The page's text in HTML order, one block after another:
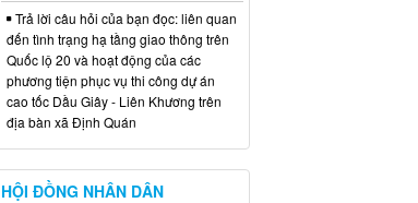
Trả lời câu hỏi của bạn đọc: liên quan
đến tình trạng hạ tầng giao thông trên
Quốc lộ 20 và hoạt động của các
phương tiện phục vụ thi công dự án
cao tốc Dầu Giây - Liên Khương trên
địa bàn xã Định Quán
HỘI ĐỒNG NHÂN DÂN